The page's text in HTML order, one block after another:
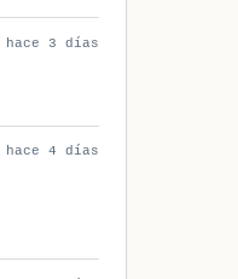
hace 3 días
hace 4 días